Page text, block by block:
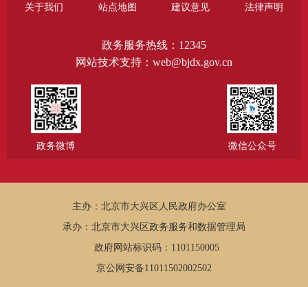
关于我们 站点地图 建议意见 法律声明
政务服务热线：12345
网站技术支持：web@bjdx.gov.cn
政务微博 微信公众号
主办：北京市大兴区人民政府办公室
承办：北京市大兴区政务服务和数据管理局
政府网站标识码：1101150005
京公网安备11011502002502